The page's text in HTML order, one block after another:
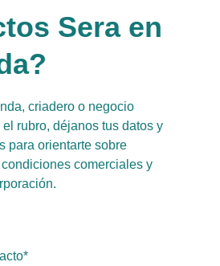
Sera en
criadero o negocio
rubro, déjanos tus datos y
para orientarte sobre
comerciales y